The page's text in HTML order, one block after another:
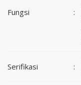
Fungsi :
Serifikasi :